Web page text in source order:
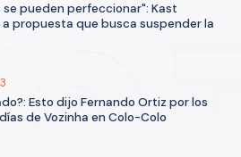
se pueden perfeccionar": Kast
propuesta que busca suspender la
Esto dijo Fernando Ortiz por los
de Vozinha en Colo-Colo